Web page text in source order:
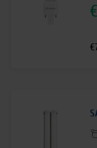
€
€